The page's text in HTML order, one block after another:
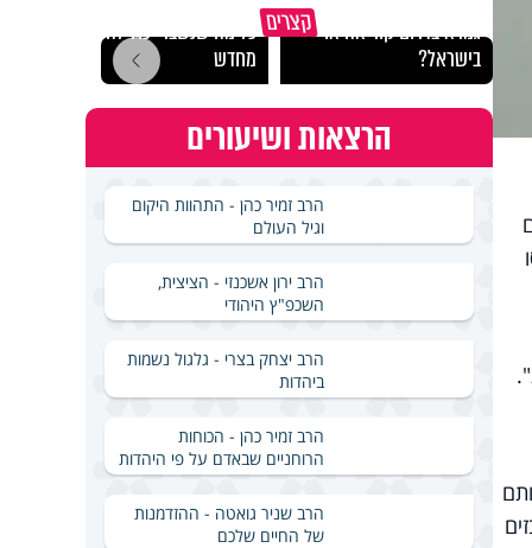
קצרים גמרא בדרום קוריאה או
בישראל?
כל מה שנשבר יכול להיבנות
מחדש
הרצאות ושיעורים
הרב זמיר כהן - התהוות היקום
וגיל העולם
הרב ירון אשכנזי - הציצית,
השכפ"ץ היהודי
הרב יצחק בצרי - גלגול נשמות
ביהדות
הרב זמיר כהן - הכוחות
הרוחניים שבאדם על פי היהדות
הרב שניר גואטה - ההזדמנות
של החיים שלכם